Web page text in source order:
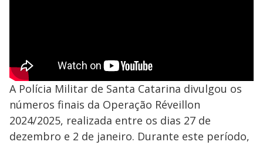
A Polícia Militar de Santa Catarina divulgou os
números finais da Operação Réveillon
2024/2025, realizada entre os dias 27 de
dezembro e 2 de janeiro. Durante este período,